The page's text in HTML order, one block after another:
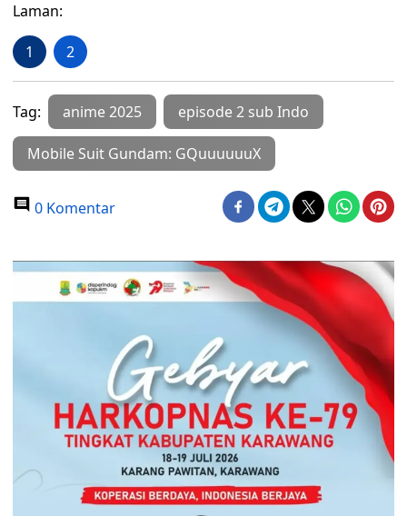
Laman:
1 2
Tag: anime 2025 episode 2 sub Indo
Mobile Suit Gundam: GQuuuuuuX
0 Komentar